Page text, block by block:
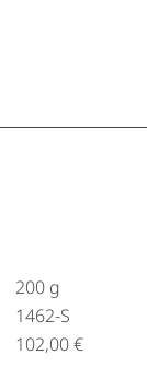
200 g
1462-S
102,00 €